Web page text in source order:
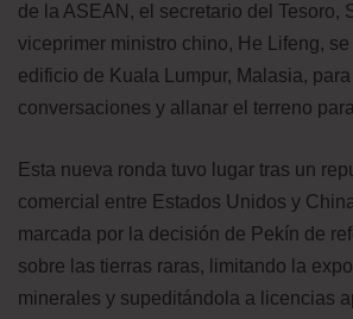
de la ASEAN, el secretario del Tesoro,
viceprimer ministro chino, He Lifeng,
edificio de Kuala Lumpur, Malasia,
conversaciones y allanar el terreno
Esta nueva ronda tuvo lugar tras un
comercial entre Estados Unidos y
marcada por la decisión de Pekín de
sobre las tierras raras, limitando la
minerales y supeditándola a licencias